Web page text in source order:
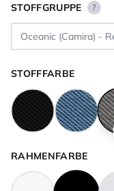
STOFFGRUPPE ?
STOFFFARBE
RAHMENFARBE